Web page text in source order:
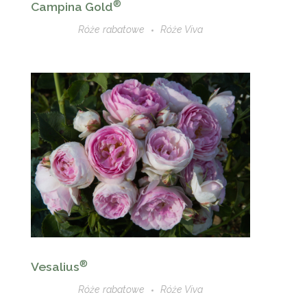
Campina Gold®
Róże rabatowe Róże Viva
Vesalius®
Róże rabatowe Róże Viva